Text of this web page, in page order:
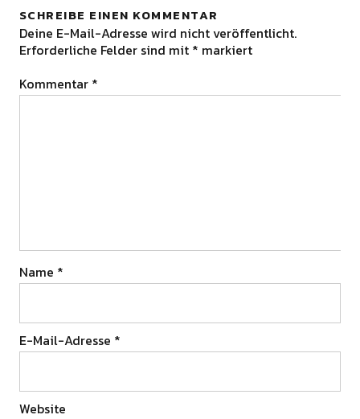
SCHREIBE EINEN KOMMENTAR
Deine E-Mail-Adresse wird nicht veröffentlicht.
Erforderliche Felder sind mit * markiert
Kommentar *
Name *
E-Mail-Adresse *
Website